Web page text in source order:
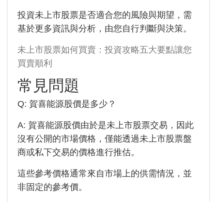
投資未上市股票是否適合您的風險與期望，需
基於更多資訊與分析，由您自行判斷與決策。
未上市股票如何買賣：投資攻略五大要點讓您
買賣順利
常見問題
Q: 賀喜能源股價是多少？
A: 賀喜能源股價由於是未上市股票交易，因此
沒有公開的市場價格，僅能透過未上市股票盤
商或私下交易的價格進行推估。
這些參考價格通常來自市場上的供需情況，並
非固定的參考價。